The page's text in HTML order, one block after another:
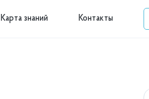
Карта знаний Контакты